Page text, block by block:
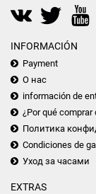
INFORMACIÓN
Payment
О нас
información de
¿Por qué
Политика
Condiciones de
Уход за часами
EXTRAS